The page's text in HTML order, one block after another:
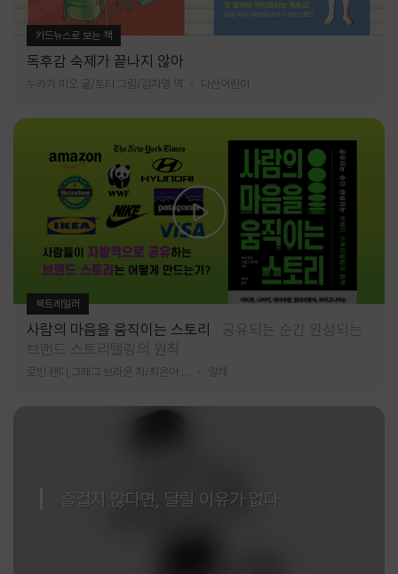
카드뉴스로 보는 책
독후감 숙제가 끝나지 않아
누카가 미오 글/토티 그림/김지영 역 다산어린이
북트레일러
사람의 마음을 움직이는 스토리
공유되는 순간 완성되는
브랜드 스토리텔링의 원칙
알레
즐겁지 않다면, 달릴 이유가 없다